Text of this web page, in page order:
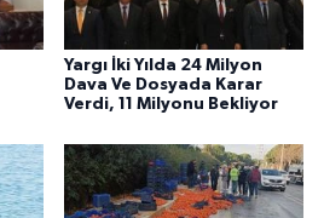
Yargı İki Yılda 24 Milyon
Dava Ve Dosyada Karar
Verdi, 11 Milyonu Bekliyor